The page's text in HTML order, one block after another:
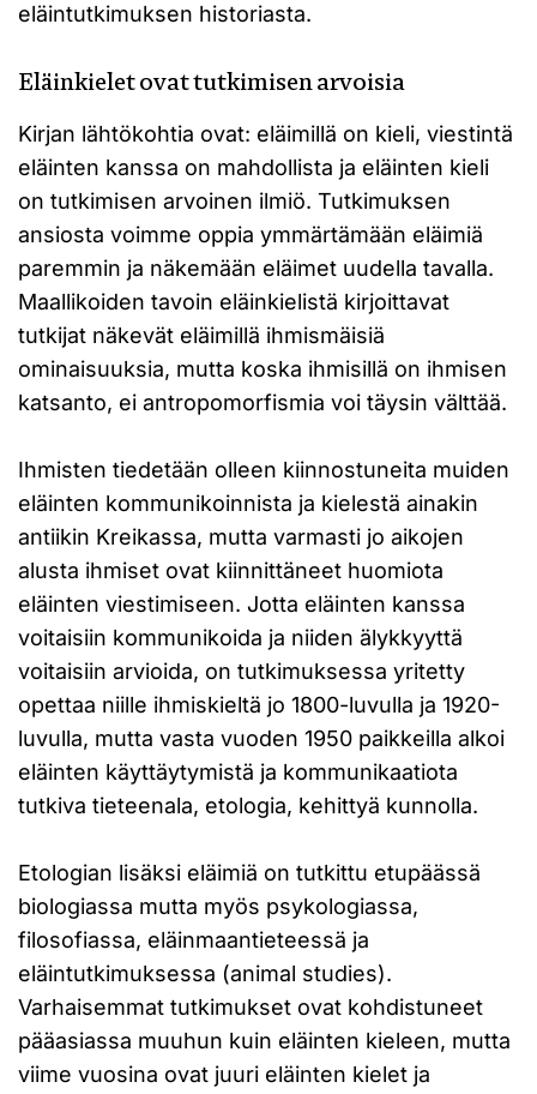
eläintutkimuksen historiasta.
Eläinkielet ovat tutkimisen arvoisia
Kirjan lähtökohtia ovat: eläimillä on kieli, viestintä
eläinten kanssa on mahdollista ja eläinten kieli
on tutkimisen arvoinen ilmiö. Tutkimuksen
ansiosta voimme oppia ymmärtämään eläimiä
paremmin ja näkemään eläimet uudella tavalla.
Maallikoiden tavoin eläinkielistä kirjoittavat
tutkijat näkevät eläimillä ihmismäisiä
ominaisuuksia, mutta koska ihmisillä on ihmisen
katsanto, ei antropomorfismia voi täysin välttää.
Ihmisten tiedetään olleen kiinnostuneita muiden
eläinten kommunikoinnista ja kielestä ainakin
antiikin Kreikassa, mutta varmasti jo aikojen
alusta ihmiset ovat kiinnittäneet huomiota
eläinten viestimiseen. Jotta eläinten kanssa
voitaisiin kommunikoida ja niiden älykkyyttä
voitaisiin arvioida, on tutkimuksessa yritetty
opettaa niille ihmiskieltä jo 1800-luvulla ja 1920-
luvulla, mutta vasta vuoden 1950 paikkeilla alkoi
eläinten käyttäytymistä ja kommunikaatiota
tutkiva tieteenala, etologia, kehittyä kunnolla.
Etologian lisäksi eläimiä on tutkittu etupäässä
biologiassa mutta myös psykologiassa,
filosofiassa, eläinmaantieteessä ja
eläintutkimuksessa (animal studies).
Varhaisemmat tutkimukset ovat kohdistuneet
pääasiassa muuhun kuin eläinten kieleen, mutta
viime vuosina ovat juuri eläinten kielet ja